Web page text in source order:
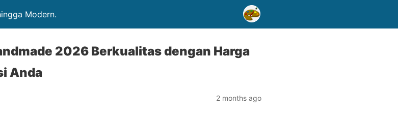
Modern.
2026 Berkualitas dengan Harga
Anda
2 months ago